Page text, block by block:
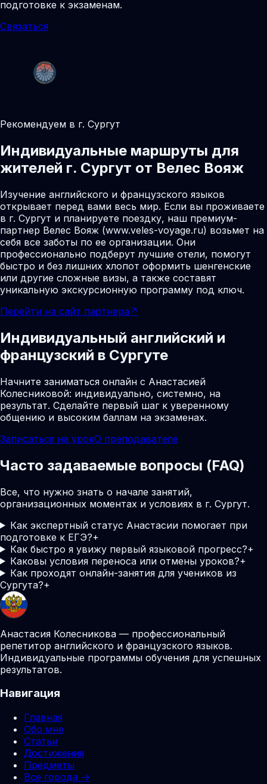
подготовке к экзаменам.
Связаться
Рекомендуем в г. Сургут
Индивидуальные маршруты для
жителей г. Сургут от Велес Вояж
Изучение английского и французского языков
открывает перед вами весь мир. Если вы проживаете
в г. Сургут и планируете поездку, наш премиум-
партнер Велес Вояж (www.veles-voyage.ru) возьмет на
себя все заботы по ее организации. Они
профессионально подберут лучшие отели, помогут
быстро и без лишних хлопот оформить шенгенские
или другие сложные визы, а также составят
уникальную экскурсионную программу под ключ.
Перейти на сайт партнера ↗
Индивидуальный английский и
французский в Сургуте
Начните заниматься онлайн с Анастасией
Колесниковой: индивидуально, системно, на
результат. Сделайте первый шаг к уверенному
общению и высоким баллам на экзаменах.
Записаться на урокО преподавателе
Часто задаваемые вопросы (FAQ)
Все, что нужно знать о начале занятий,
организационных моментах и условиях в г. Сургут.
Как экспертный статус Анастасии помогает при
подготовке к ЕГЭ?+
Как быстро я увижу первый языковой прогресс?+
Каковы условия переноса или отмены уроков?+
Как проходят онлайн-занятия для учеников из
Сургута?+
Анастасия Колесникова — профессиональный
репетитор английского и французского языков.
Индивидуальные программы обучения для успешных
результатов.
Навигация
Главная
Обо мне
Статьи
Достижения
Предметы
Все города →